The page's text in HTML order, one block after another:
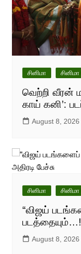
சினிமா
வெற்றி வீரன்
காய் கனி’:
August 8, 2026
சினிமா
“விஜய்
August 8, 2026